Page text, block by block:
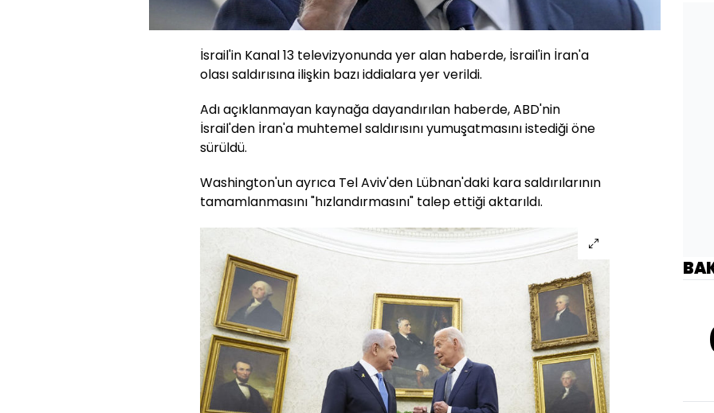
İsrail'in Kanal 13 televizyonunda yer alan haberde, İsrail'in İran'a
olası saldırısına ilişkin bazı iddialara yer verildi.
Adı açıklanmayan kaynağa dayandırılan haberde, ABD'nin
İsrail'den İran'a muhtemel saldırısını yumuşatmasını istediği öne
sürüldü.
Washington'un ayrıca Tel Aviv'den Lübnan'daki kara saldırılarının
tamamlanmasını "hızlandırmasını" talep ettiği aktarıldı.